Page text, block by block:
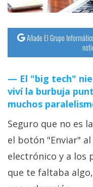
Añade El Grupo
El "big tech"
viví la burbuja
muchos
Seguro que no es
el botón "Enviar"
electrónico y a los
que te faltaba